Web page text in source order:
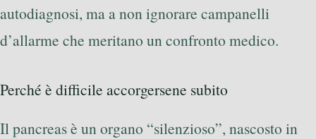
autodiagnosi, ma a non ignorare campanelli
d’allarme che meritano un confronto medico.
Perché è difficile accorgersene subito
Il pancreas è un organo “silenzioso”, nascosto in